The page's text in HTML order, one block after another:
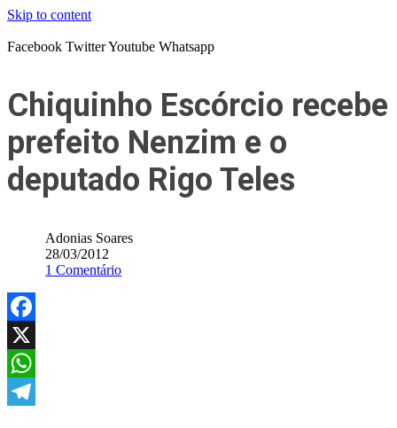
Skip to content
Facebook TwitterYoutube Whatsapp
Chiquinho Escórcio recebe
prefeito Nenzim e o
deputado Rigo Teles
Adonias Soares
28/03/2012
1 Comentário
Facebook
X
WhatsApp